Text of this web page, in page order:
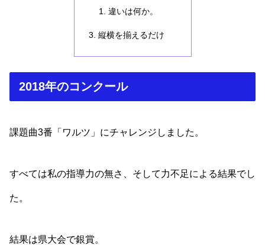
違いは何か。
縦横を揃えるだけ
2018年のコンクール
課題曲3番「ワルツ」にチャレンジしました。
すべては私の指導力の無さ、そして力不足による結果でし
た。
結果は県大会で銀賞。